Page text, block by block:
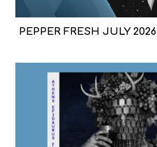
PEPPER FRESH JULY 2026